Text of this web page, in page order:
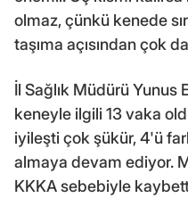
olmaz, çünkü kenede
taşıma açısından çok
İl Sağlık Müdürü Yunus
keneyle ilgili 13 vaka
iyileşti çok şükür, 4'ü
almaya devam ediyor.
KKKA sebebiyle